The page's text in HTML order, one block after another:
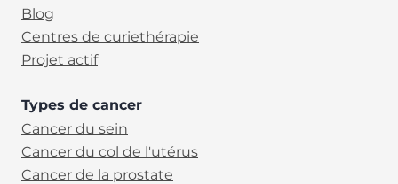
Blog
Centres de curiethérapie
Projet actif
Types de cancer
Cancer du sein
Cancer du col de l'utérus
Cancer de la prostate